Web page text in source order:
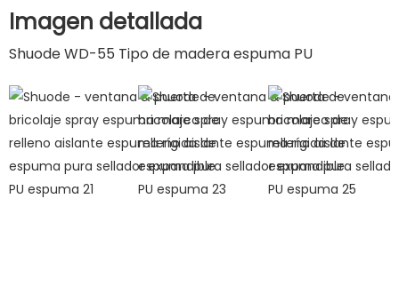
Imagen detallada
Shuode WD-55 Tipo de madera espuma PU